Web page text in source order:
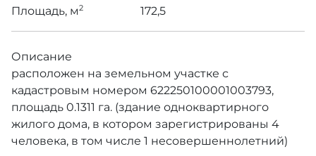
Площадь, м2 172,5
Описание
расположен на земельном участке с
кадастровым номером 622250100001003793,
площадь 0.1311 га. (здание одноквартирного
жилого дома, в котором зарегистрированы 4
человека, в том числе 1 несовершеннолетний)